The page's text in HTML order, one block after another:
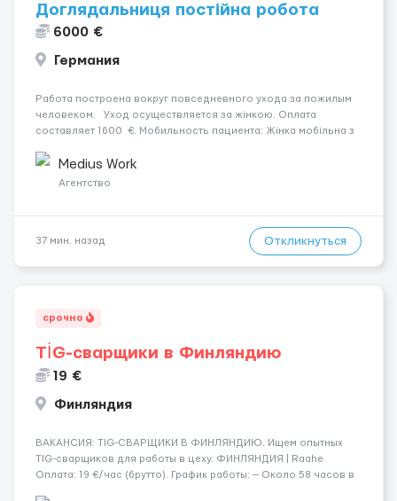
Доглядальниця постійна робота
6000 €
Германия
Работа построена вокруг повседневного ухода за пожилым
человеком. Уход осуществляется за жінкою. Оплата
составляет 1600 €. Мобильность пациента: Жінка мобільна з
Ночной уход: Жінка безперервний сон без пробудж...
Medius Work
Агентство
37 мин. назад Откликнуться
срочно
TİG-сварщики в Финляндию
19 €
Финляндия
​​ВАКАНСИЯ: TIG-СВАРЩИКИ В ФИНЛЯНДИЮ. Ищем опытных
TIG-сварщиков для работы в цеху. ФИНЛЯНДИЯ | Raahe
Оплата: 19 €/час (брутто). График работы: — Около 58 часов в